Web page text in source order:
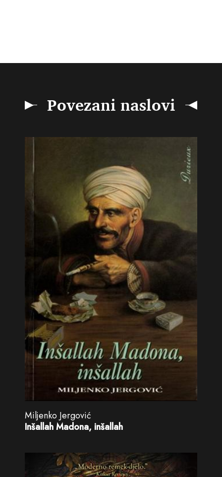
Povezani naslovi
Miljenko Jergović
Inšallah Madona, inšallah